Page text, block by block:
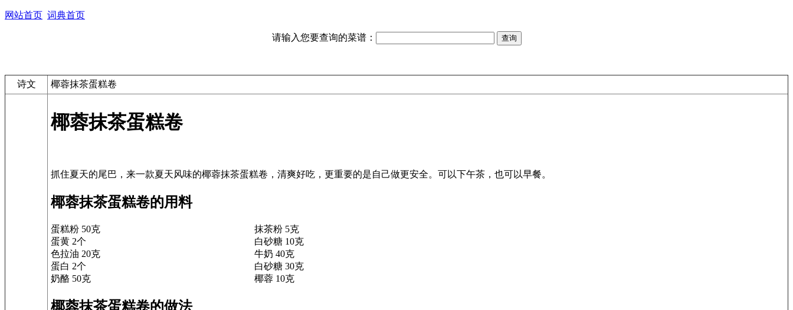
网站首页 词典首页
请输入您要查询的菜谱：
诗文 椰蓉抹茶蛋糕卷
椰蓉抹茶蛋糕卷
椰蓉抹茶蛋糕卷的用料
蛋糕粉 50克
抹茶粉 5克
蛋黄 2个
白砂糖 10克
色拉油 20克
牛奶 40克
蛋白 2个
白砂糖 30克
奶酪 50克
椰蓉 10克
椰蓉抹茶蛋糕卷的做法